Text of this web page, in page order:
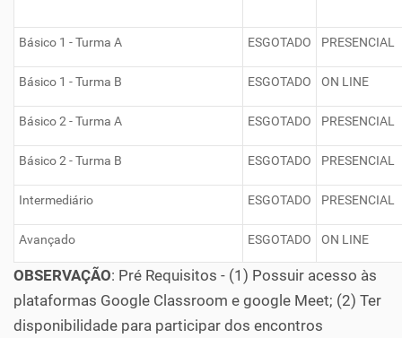
Básico 1 - Turma A ESGOTADO PRESENCIAL
Básico 1 - Turma B ESGOTADO ON LINE
Básico 2 - Turma A ESGOTADO PRESENCIAL
Básico 2 - Turma B ESGOTADO PRESENCIAL
Intermediário ESGOTADO PRESENCIAL
Avançado ESGOTADO ON LINE
OBSERVAÇÃO: Pré Requisitos - (1) Possuir acesso às
plataformas Google Classroom e google Meet; (2) Ter
disponibilidade para participar dos encontros